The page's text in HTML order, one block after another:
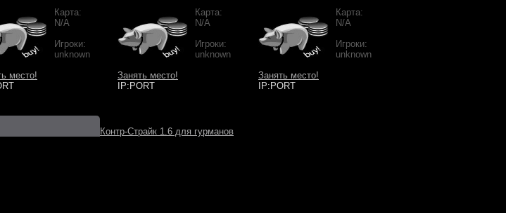
Карта:
N/A
Игроки:
unknown
место!
Карта:
N/A
Игроки:
unknown
Занять место!
IP:PORT
Карта:
N/A
Игроки:
unknown
Занять место!
IP:PORT
Контр-Страйк 1.6 для гурманов